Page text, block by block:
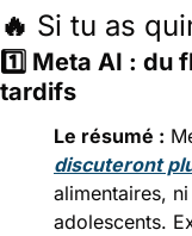
🔥 Si tu as
1️⃣ Meta AI : du
tardifs
Le résumé :
discuteront
alimentaires,
adolescents.